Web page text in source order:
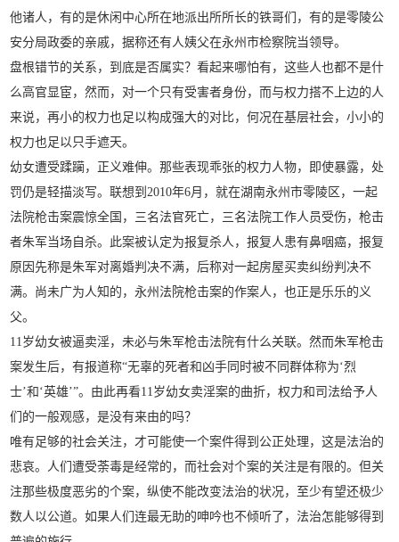
他诸人，有的是休闲中心所在地派出所所长的铁哥们，有的是零陵公
安分局政委的亲戚，据称还有人姨父在永州市检察院当领导。
盘根错节的关系，到底是否属实？看起来哪怕有，这些人也都不是什
么高官显宦，然而，对一个只有受害者身份，而与权力搭不上边的人
来说，再小的权力也足以构成强大的对比，何况在基层社会，小小的
权力也足以只手遮天。
幼女遭受蹂躏，正义难伸。那些表现乖张的权力人物，即使暴露，处
罚仍是轻描淡写。联想到2010年6月，就在湖南永州市零陵区，一起
法院枪击案震惊全国，三名法官死亡，三名法院工作人员受伤，枪击
者朱军当场自杀。此案被认定为报复杀人，报复人患有鼻咽癌，报复
原因先称是朱军对离婚判决不满，后称对一起房屋买卖纠纷判决不
满。尚未广为人知的，永州法院枪击案的作案人，也正是乐乐的义
父。
11岁幼女被逼卖淫，未必与朱军枪击法院有什么关联。然而朱军枪击
案发生后，有报道称“无辜的死者和凶手同时被不同群体称为‘烈
士’和‘英雄’”。由此再看11岁幼女卖淫案的曲折，权力和司法给予人
们的一般观感，是没有来由的吗？
唯有足够的社会关注，才可能使一个案件得到公正处理，这是法治的
悲哀。人们遭受荼毒是经常的，而社会对个案的关注是有限的。但关
注那些极度恶劣的个案，纵使不能改变法治的状况，至少有望还极少
数人以公道。如果人们连最无助的呻吟也不倾听了，法治怎能够得到